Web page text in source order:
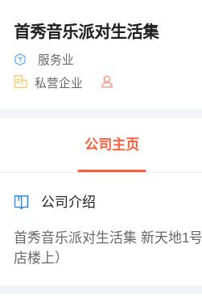
首秀音乐派对生活集
服务业
私营企业
公司主页
公司介绍
首秀音乐派对生活集 新天地1
店楼上）